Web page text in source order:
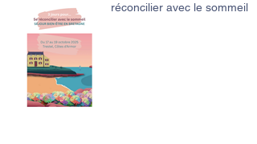
réconcilier avec le sommeil"